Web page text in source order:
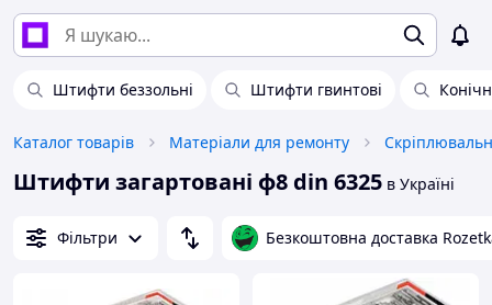
Штифти беззольні Штифти гвинтові
Каталог товарів Матеріали для ремонту
Штифти загартовані ф8 din 6325 в Україні
Фільтри Безкоштовна доставка